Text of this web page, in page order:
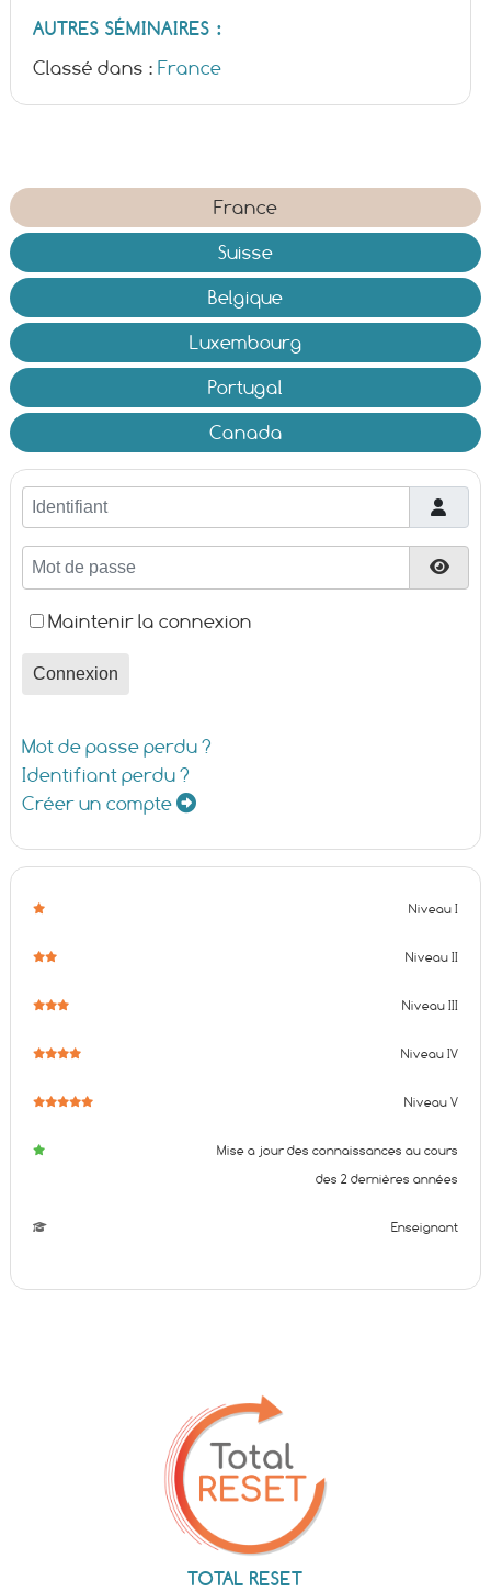
AUTRES SÉMINAIRES :
Classé dans : France
France
Suisse
Belgique
Luxembourg
Portugal
Canada
Identifiant
Mot de passe
Maintenir la connexion
Connexion
Mot de passe perdu ?
Identifiant perdu ?
Créer un compte
Niveau I
Niveau II
Niveau III
Niveau IV
Niveau V
Mise a jour des connaissances au cours
des 2 dernières années
Enseignant
TOTAL RESET